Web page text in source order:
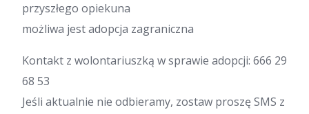
przyszłego opiekuna
możliwa jest adopcja zagraniczna
Kontakt z wolontariuszką w sprawie adopcji: 666 29
68 53
Jeśli aktualnie nie odbieramy, zostaw proszę SMS z